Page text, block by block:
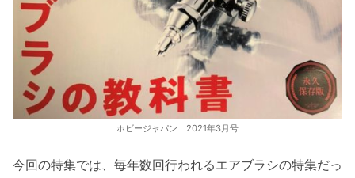
ホビージャパン 2021年3月号
今回の特集では、毎年数回行われるエアブラシの特集だっ